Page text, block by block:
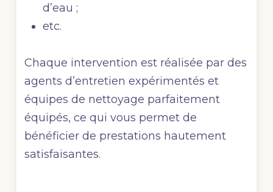
d’eau ;
etc.
Chaque intervention est réalisée par des
agents d’entretien expérimentés et
équipes de nettoyage parfaitement
équipés, ce qui vous permet de
bénéficier de prestations hautement
satisfaisantes.